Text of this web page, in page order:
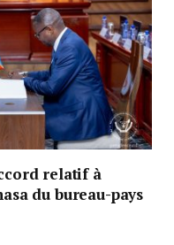
relatif à
du bureau-pays